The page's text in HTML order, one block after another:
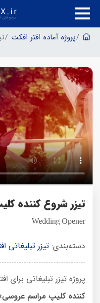
پروژه آماده افتر افکت
تیزر شروع کننده
Wedding Opener
دسته‌بندی:تیزر تبلیغاتی
پروژه تیزر تبلیغاتی برای
کننده کلیپ مراسم عروسی